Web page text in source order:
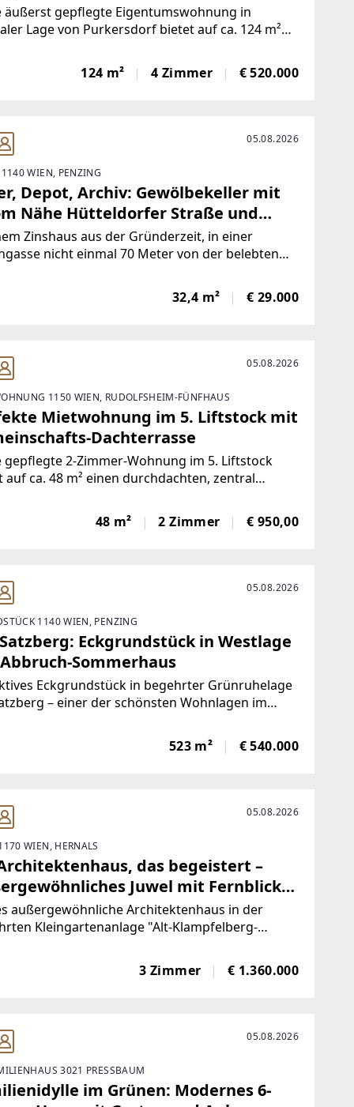
äußerst gepflegte Eigentumswohnung in
Lage von Purkersdorf bietet auf ca. 124 m²
Charakter. Die Wohnung erstreckt sich
vier Halbstöcke und überzeugt mit großzügigen
124 m² 4 Zimmer € 520.000
05.08.2026
1140 WIEN, PENZING
Depot, Archiv: Gewölbekeller mit
Nähe Hütteldorfer Straße und
Zinshaus aus der Gründerzeit, in einer
nicht einmal 70 Meter von der belebten
Gewölbekeller mit einer Größe von 32,40
zum Verkauf stehende Keller32,4 m² € 29.000
05.08.2026
1150 WIEN, RUDOLFSHEIM-FÜNFHAUS
Mietwohnung im 5. Liftstock mit
Dachterrasse
gepflegte 2-Zimmer-Wohnung im 5. Liftstock
auf ca. 48 m² einen durchdachten, zentral
Parkettboden. Das Herzstück bildet die
die durch eine praktische Trennwand vom
48 m² 2 Zimmer € 950,00
05.08.2026
1140 WIEN, PENZING
Eckgrundstück in Westlage
Sommerhaus
Eckgrundstück in begehrter Grünruhelage
– einer der schönsten Wohnlagen im
Kolbeterberg.Highlights: *Bauland Wohngebiet I
523 m² € 540.000
05.08.2026
WIEN, HERNALS
das begeistert –
Juwel mit Fernblick
außergewöhnliche Architektenhaus in der
Kleingartenanlage "Alt-Klampfelberg-
und naturnahes Wohnen auf einzigartige
Das von Architekt DI Gerhard Schmid
3 Zimmer € 1.360.000
05.08.2026
3021 PRESSBAUM
im Grünen: Modernes 6-